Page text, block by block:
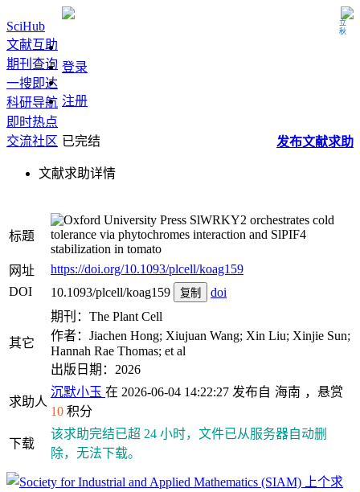
立秋
SciHub
文献互助
期刊查询
一搜即达
科研导航
即时热点
交流社区
登录
注册
发布文献求助
已完结
文献求助详情
标题
SlWRKY2 orchestrates cold
tolerance via phytochromes interaction and SlPIF4
stabilization in tomato
网址
https://doi.org/10.1093/plcell/koag159
DOI
10.1093/plcell/koag159 复制 doi
其它
期刊：The Plant Cell
作者：Jiachen Hong; Xiujuan Wang; Xin Liu; Xinjie Sun;
Hannah Rae Thomas; et al
出版日期：2026
求助人
沉默小玉 在 2026-06-04 14:22:27 发布自 海南 ，悬赏
10 积分
下载
该求助完结已超 24 小时，文件已从服务器自动删
除，无法下载。
上个求